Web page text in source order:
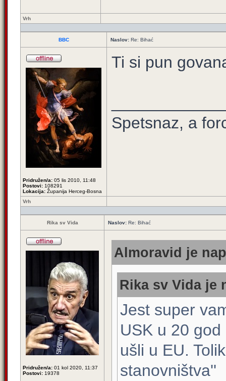
Vrh
BBC Naslov: Re: Bihać
Pridružen/a: 05 lis 2010, 11:48
Postovi: 108291
Lokacija: Županija Herceg-Bosna
Ti si pun
Spetsnaz, a
Vrh
Rika sv Vida Naslov: Re: Bihać
Pridružen/a: 01 kol 2020, 11:37
Postovi: 19378
Almoravid je
Rika sv Vida je
Jest super
USK u 20
ušli u EU.
stanovništva''